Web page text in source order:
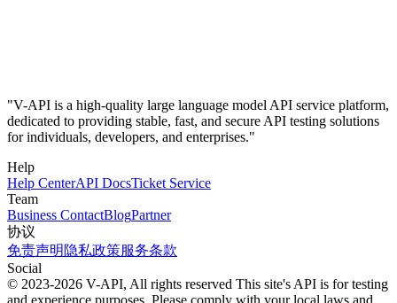
"V-API is a high-quality large language model API service platform,
dedicated to providing stable, fast, and secure API testing solutions
for individuals, developers, and enterprises."
Help
Help CenterAPI DocsTicket Service
Team
Business ContactBlogPartner
协议
免责声明 隐私政策服务条款
Social
© 2023-2026 V-API, All rights reserved This site's API is for testing
and experience purposes. Please comply with your local laws and